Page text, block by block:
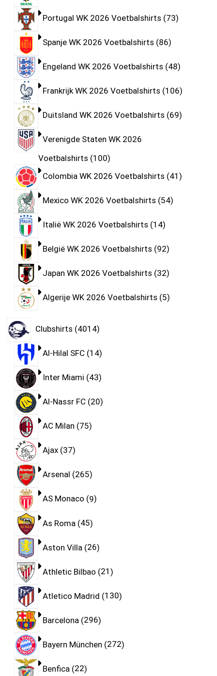
Portugal WK 2026 Voetbalshirts 73
Spanje WK 2026 Voetbalshirts 86
Engeland WK 2026 Voetbalshirts 48
Frankrijk WK 2026 Voetbalshirts 106
Duitsland WK 2026 Voetbalshirts 69
Verenigde Staten WK 2026
Voetbalshirts 100
Colombia WK 2026 Voetbalshirts 41
Mexico WK 2026 Voetbalshirts 54
Italië WK 2026 Voetbalshirts 14
België WK 2026 Voetbalshirts 92
Japan WK 2026 Voetbalshirts 32
Algerije WK 2026 Voetbalshirts 5
Clubshirts 4014
Al-Hilal SFC 14
Inter Miami 43
Al-Nassr FC 20
AC Milan 75
Ajax 37
Arsenal 265
AS Monaco 9
As Roma 45
Aston Villa 26
Athletic Bilbao 21
Atletico Madrid 130
Barcelona 296
Bayern München 272
Benfica 22